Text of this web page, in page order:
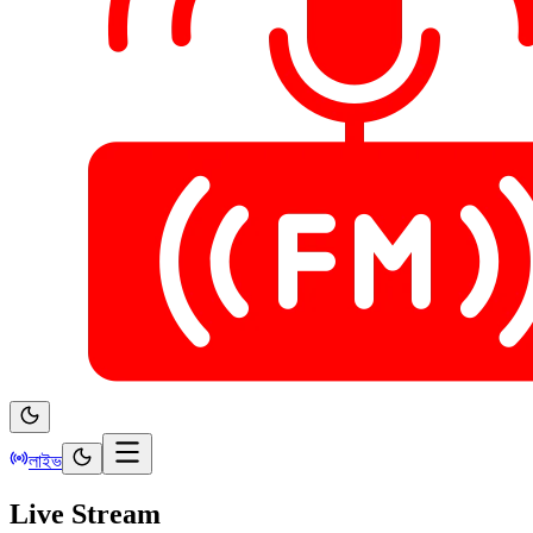
লাইভ
Live Stream